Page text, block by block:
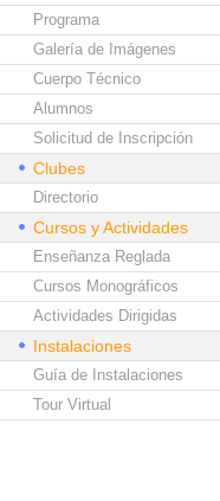
Programa
Galería de Imágenes
Cuerpo Técnico
Alumnos
Solicitud de Inscripción
Clubes
Directorio
Cursos y Actividades
Enseñanza Reglada
Cursos Monográficos
Actividades Dirigidas
Instalaciones
Guía de Instalaciones
Tour Virtual